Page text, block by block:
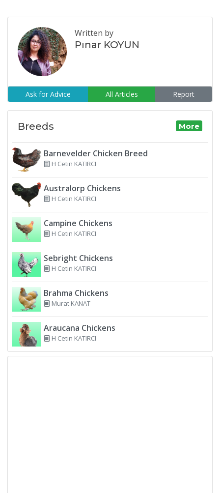
Written by
Pınar KOYUN
Ask for Advice All Articles Report
Breeds More
Barnevelder Chicken Breed
H Cetin KATIRCI
Australorp Chickens
H Cetin KATIRCI
Campine Chickens
H Cetin KATIRCI
Sebright Chickens
H Cetin KATIRCI
Brahma Chickens
Murat KANAT
Araucana Chickens
H Cetin KATIRCI